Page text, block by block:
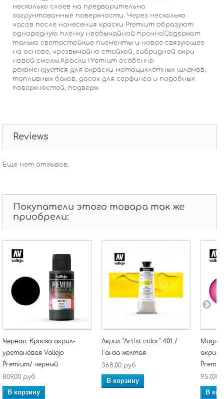
несколько слоев на предварительно
загрунтованные поверхности. Через несколько
часов после нанесения краски Premium образуют
однородную пленку необычайной прочно'Содержат
только светостойкие пигменты и новое связующее
на основе, чрезвычайно стойкой, гибридной акри
новой смолы.Краски Premium особенно
рекомендуется для окраски мотоциклетных шлемов,
топливных баков, досок для серфинга и подобных
поверхностей, подверж
Reviews
Еще нет отзывов.
Покупатели этого товара так же
приобрели:
Черная. Краска акрил-
уретановая Vallejo
Premium/ черный
809,00 руб
В корзину
Акрил "Artist color" 401 /
Ганза желтая
368,00 руб
В корзину
акрил-
957,00
В